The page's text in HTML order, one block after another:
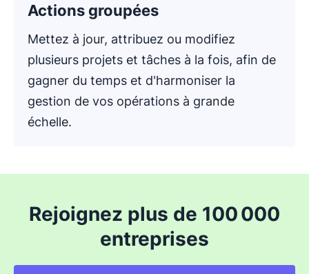
Actions groupées
Mettez à jour, attribuez ou modifiez
plusieurs projets et tâches à la fois, afin de
gagner du temps et d'harmoniser la
gestion de vos opérations à grande
échelle.
Rejoignez plus de 100 000
entreprises